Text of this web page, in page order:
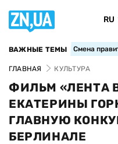
RU
ВАЖНЫЕ ТЕМЫ Смена
ГЛАВНАЯ КУЛЬТУРА
ФИЛЬМ «ЛЕНТА
ЕКАТЕРИНЫ
ГЛАВНУЮ
БЕРЛИНАЛЕ